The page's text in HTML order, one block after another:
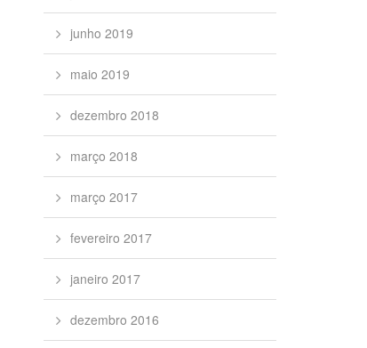
junho 2019
maio 2019
dezembro 2018
março 2018
março 2017
fevereiro 2017
janeiro 2017
dezembro 2016